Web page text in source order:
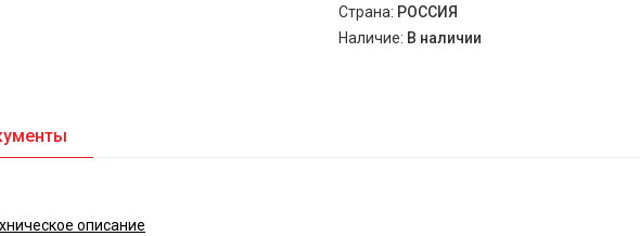
Страна: РОССИЯ
Наличие: В наличии
описание